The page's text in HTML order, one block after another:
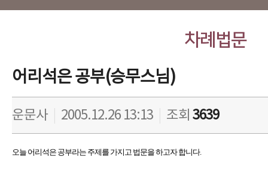
차례법문
어리석은 공부(승무스님)
운문사 2005.12.26 13:13 조회 3639
오늘 어리석은 공부라는 주제를 가지고 법문을 하고자 합니다.